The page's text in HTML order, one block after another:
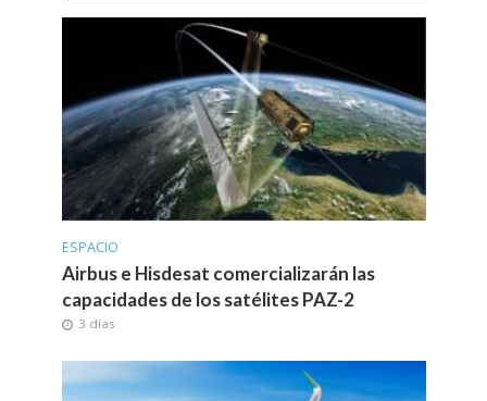
ESPACIO
Airbus e Hisdesat comercializarán las
capacidades de los satélites PAZ-2
3 días